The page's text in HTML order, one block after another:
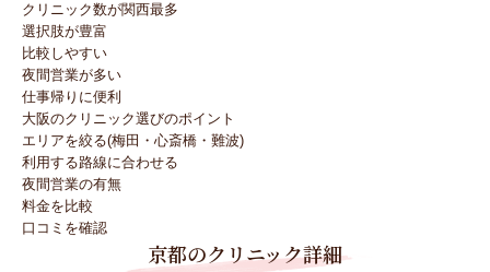
クリニック数が関西最多
選択肢が豊富
比較しやすい
夜間営業が多い
仕事帰りに便利
大阪のクリニック選びのポイント
エリアを絞る(梅田・心斎橋・難波)
利用する路線に合わせる
夜間営業の有無
料金を比較
口コミを確認
京都のクリニック詳細